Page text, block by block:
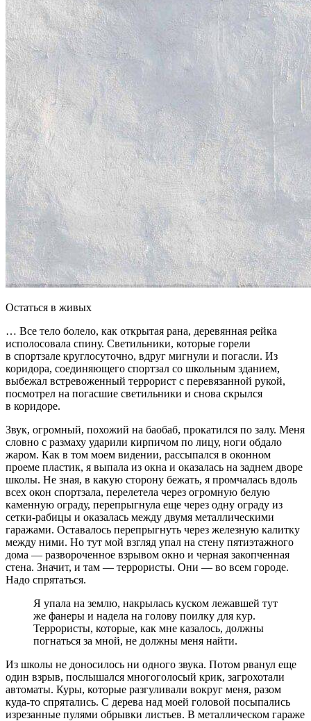
Остаться в живых
… Все тело болело, как открытая рана, деревянная рейка
исполосовала спину. Светильники, которые горели
в спортзале круглосуточно, вдруг мигнули и погасли. Из
коридора, соединяющего спортзал со школьным зданием,
выбежал встревоженный террорист с перевязанной рукой,
посмотрел на погасшие светильники и снова скрылся
в коридоре.
Звук, огромный, похожий на баобаб, прокатился по залу. Меня
словно с размаху ударили кирпичом по лицу, ноги обдало
жаром. Как в том моем видении, рассыпался в оконном
проеме пластик, я выпала из окна и оказалась на заднем дворе
школы. Не зная, в какую сторону бежать, я промчалась вдоль
всех окон спортзала, перелетела через огромную белую
каменную ограду, перепрыгнула еще через одну ограду из
сетки-рабицы и оказалась между двумя металлическими
гаражами. Оставалось перепрыгнуть через железную калитку
между ними. Но тут мой взгляд упал на стену пятиэтажного
дома — развороченное взрывом окно и черная закопченная
стена. Значит, и там — террористы. Они — во всем городе.
Надо спрятаться.
Я упала на землю, накрылась куском лежавшей тут
же фанеры и надела на голову поилку для кур.
Террористы, которые, как мне казалось, должны
погнаться за мной, не должны меня найти.
Из школы не доносилось ни одного звука. Потом рванул еще
один взрыв, послышался многоголосый крик, загрохотали
автоматы. Куры, которые разгуливали вокруг меня, разом
куда-то спрятались. С дерева над моей головой посыпались
изрезанные пулями обрывки листьев. В металлическом гараже